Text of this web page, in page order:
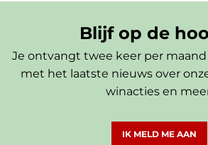
Blijf op de
Je ontvangt twee keer per maand
met het laatste nieuws over
winacties en
IK MELD ME AAN